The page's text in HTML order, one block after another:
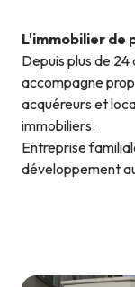
L'immobilier de
Depuis plus de
accompagne
acquéreurs et
immobiliers.
Entreprise
développement
Parce que
Notre équipe